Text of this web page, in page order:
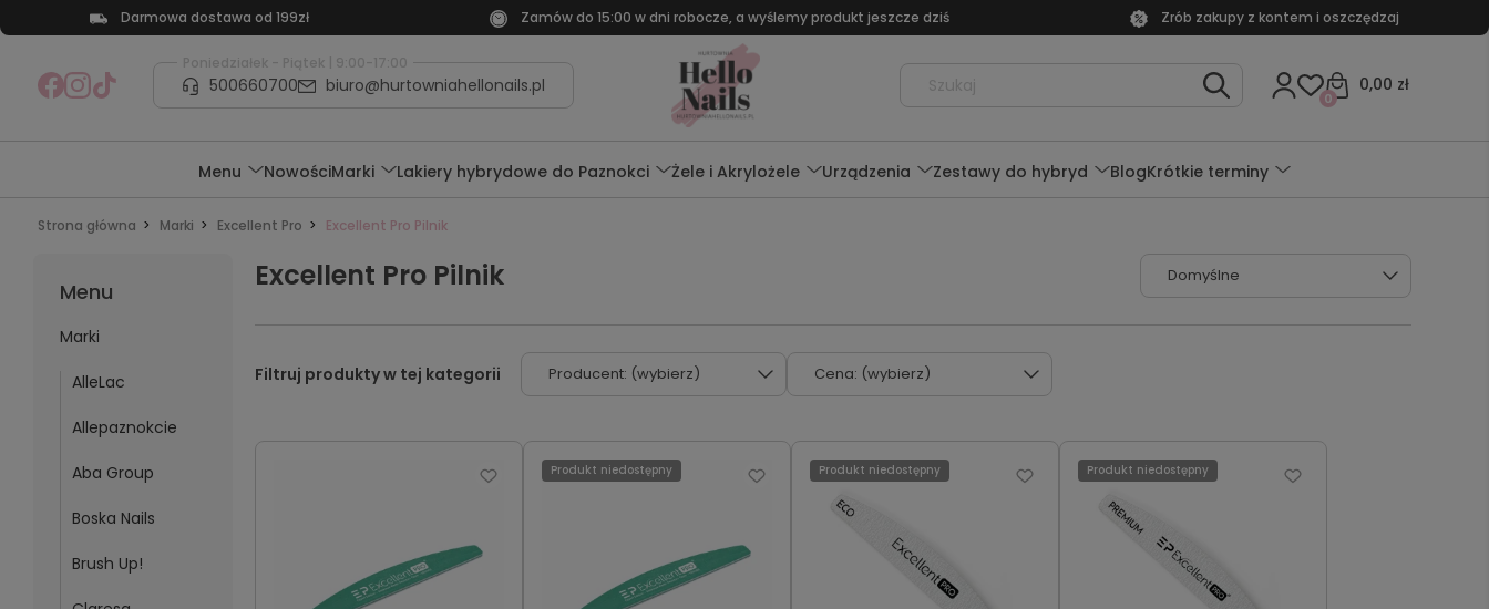
Darmowa dostawa od 199zł Zamów do 15:00 w dni robocze, a wyślemy produkt jeszcze dziś Zrób zakupy z kontem i oszczędzaj
Poniedziałek - Piątek | 9:00-17:00
500660700 biuro@hurtowniahellonails.pl 0,00 zł
0
Menu NowościMarki Lakiery hybrydowe do Paznokci Żele i Akrylożele Urządzenia Zestawy do hybryd BlogKrótkie terminy
Strona główna Marki Excellent Pro Excellent Pro Pilnik
Menu
Marki
AlleLac
Allepaznokcie
Aba Group
Boska Nails
Brush Up!
Excellent Pro Pilnik
Producent: (wybierz) Cena: (wybierz)
Produkt niedostępny Produkt niedostępny Produkt niedostępny